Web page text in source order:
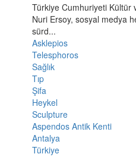
Türkiye Cumhuriyeti Kültür
Nuri Ersoy, sosyal medya
sürd...
Asklepios
Telesphoros
Sağlık
Tıp
Şifa
Heykel
Sculpture
Aspendos Antik Kenti
Antalya
Türkiye